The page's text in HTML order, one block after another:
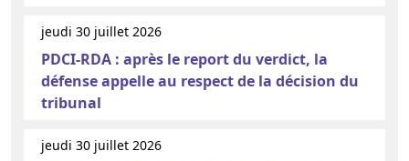
jeudi 30 juillet 2026
PDCI-RDA : après le report du verdict, la
défense appelle au respect de la décision du
tribunal
jeudi 30 juillet 2026